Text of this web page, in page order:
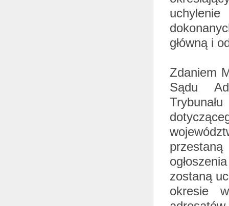
główną i
Zdaniem
Sądu
zostaną
okresie